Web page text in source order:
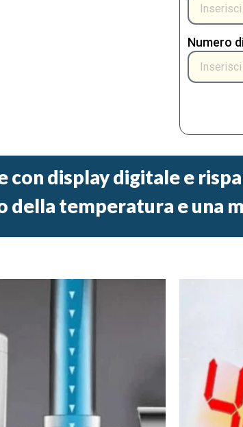
Numero
display digitale e
della temperatura e una